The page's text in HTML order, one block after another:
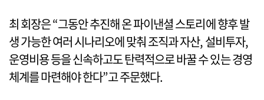
최 회장은 “그동안 추진해 온 파이낸셜 스토리에 향후 발
생 가능한 여러 시나리오에 맞춰 조직과 자산, 설비투자,
운영비용 등을 신속하고도 탄력적으로 바꿀 수 있는 경영
체계를 마련해야 한다”고 주문했다.